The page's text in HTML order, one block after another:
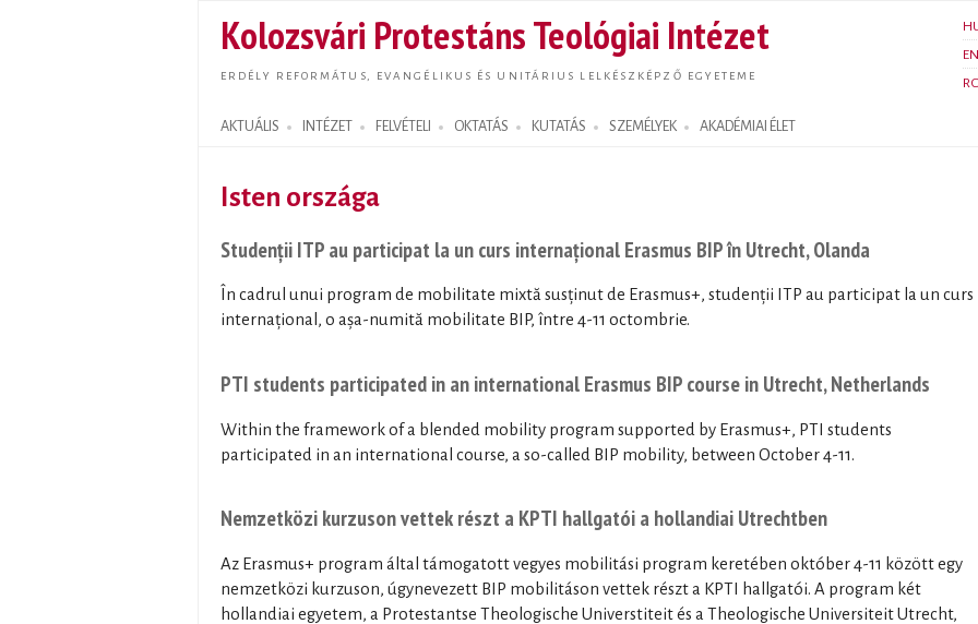
tartalomra
Kolozsvári Protestáns Teológiai Intézet
ERDÉLY REFORMÁTUS, EVANGÉLIKUS ÉS UNITÁRIUS LELKÉSZKÉPZŐ EGYETEME
EN
AKTUÁLIS INTÉZET FELVÉTELI OKTATÁS KUTATÁS SZEMÉLYEK AKADÉMIAI ÉLET
Search form
Isten országa
Studenții ITP au participat la un curs internațional Erasmus BIP în Utrecht, Olanda
În cadrul unui program de mobilitate mixtă susținut de Erasmus+, studenții ITP au participat la un curs
internațional, o așa-numită mobilitate BIP, între 4-11 octombrie.
PTI students participated in an international Erasmus BIP course in Utrecht, Netherlands
Within the framework of a blended mobility program supported by Erasmus+, PTI students
participated in an international course, a so-called BIP mobility, between October 4-11.
Nemzetközi kurzuson vettek részt a KPTI hallgatói a hollandiai Utrechtben
Az Erasmus+ program által támogatott vegyes mobilitási program keretében október 4-11 között egy
nemzetközi kurzuson, úgynevezett BIP mobilitáson vettek részt a KPTI hallgatói. A program két
hollandiai egyetem, a Protestantse Theologische Universtiteit és a Theologische Universiteit Utrecht,